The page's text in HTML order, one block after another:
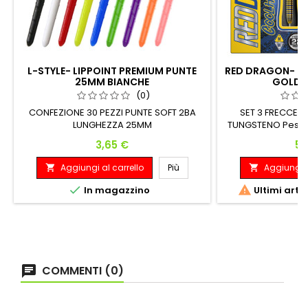
L-STYLE- LIPPOINT PREMIUM PUNTE
25MM BIANCHE
(0)
CONFEZIONE 30 PEZZI PUNTE SOFT 2BA
LUNGHEZZA 25MM
Prezzo
3,65 €
 Aggiungi al carrello Più
 In magazzino
RED DRAGON-
GOLD
SET 3
TUNGSTENO
 Aggiungi
 Ultimi
COMMENTI (0)